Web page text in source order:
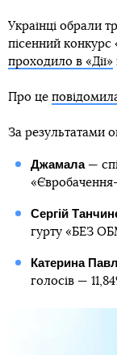
Українці обрали
пісенний конкурс
проходило в «Дії»
Про це
За результатами
Джамала—
Сергій
гурту «БЕЗ
Катерина
голосів —